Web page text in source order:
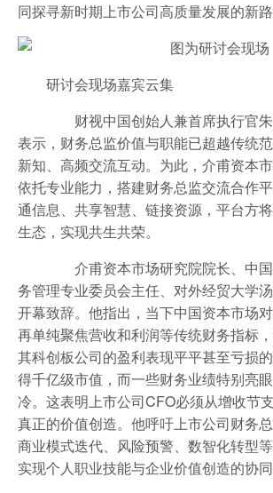
同探寻新时期上市公司高质量发展的新路
研讨会现场嘉宾云集
财视中国创始人兼首席执行官朱
表示，财务总监价值与职能已超越传统
新知、高频交流互动。为此，介甫资本
依托专业能力，搭建财务总监交流合作
通信息、共享智慧、链接资源，平台方
生态，实现共生共荣。
介甫资本市场研究院院长、中国
务管理专业委员会主任、对外经贸大学
开幕致辞。他指出，当下中国资本市场
再单纯聚焦营收和利润等传统财务指标
其科创板公司的盈利表现平平甚至亏损
得千亿级市值，而一些财务业绩特别亮
冷。这表明上市公司CFO必须从增收节
真正的价值创造。他呼吁上市公司财务总
商业模式迭代、风险预警、数智化转型
实现个人职业技能与企业价值创造的协同